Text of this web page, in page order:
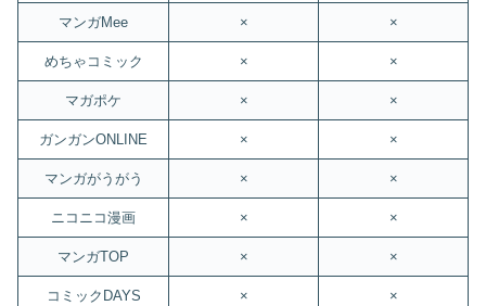
マンガMee × ×
めちゃコミック × ×
マガポケ × ×
ガンガンONLINE × ×
マンガがうがう × ×
ニコニコ漫画 × ×
マンガTOP × ×
コミックDAYS × ×